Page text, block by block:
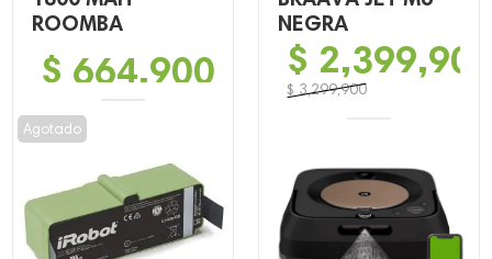
ROOMBA
$ 664,900
Agotado
NEGRA
$ 3,299,900
era:
$ 3,299,900.
$
es:
$ 2,399,900.